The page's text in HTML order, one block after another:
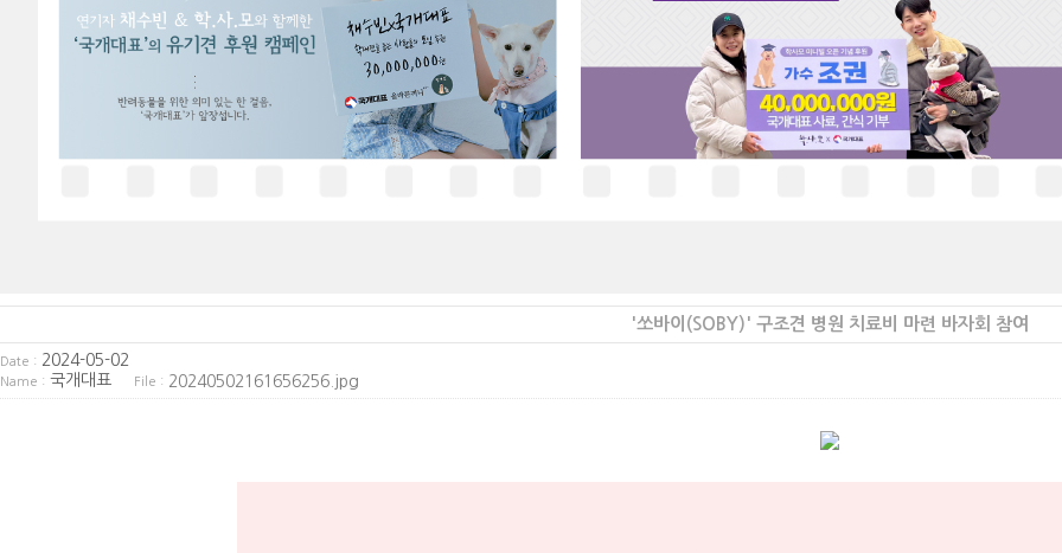
'쏘바이(SOBY)' 구조견 병원 치료비 마련 바자회 참여
Date : 2024-05-02
Name : 국개대표 File : 20240502161656256.jpg